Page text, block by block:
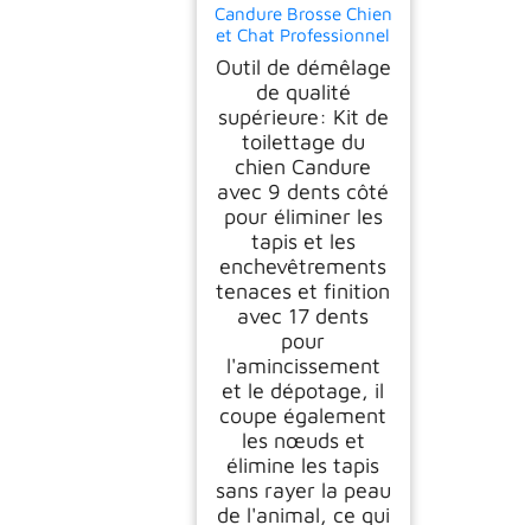
Candure Brosse Chien
et Chat Professionnel
Brosse Chien Poil
Long Toilettage du
Chien Râteau Dents à
Double Face 17+9
Élimine Les Nœuds,
Les Tapis et Les
Cheveux Emmêlé
(Azul)
Outil de démêlage
de qualité
supérieure: Kit de
toilettage du
chien Candure
avec 9 dents côté
pour éliminer les
tapis et les
enchevêtrements
tenaces et finition
avec 17 dents
pour
l'amincissement
et le dépotage, il
coupe également
les nœuds et
élimine les tapis
sans rayer la peau
de l'animal, ce qui